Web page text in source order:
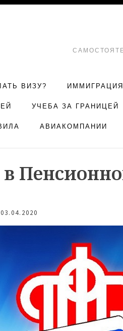
ВИЗУ? ИММИГРАЦИЯ
УЧЕБА ЗА ГРАНИЦЕЙ
АВИАКОМПАНИИ
в
03.04.2020